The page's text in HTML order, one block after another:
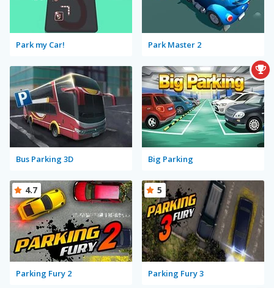
Park my Car! Park Master 2
Bus Parking 3D Big Parking
Parking Fury 2
4.7
Parking Fury 3
5